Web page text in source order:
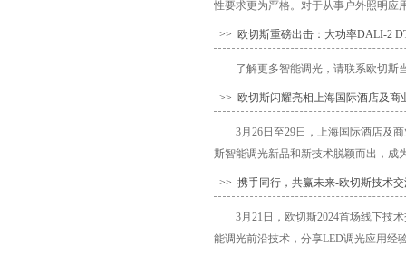
性要求更为严格。对于从事户外照明应
>> 欧切斯重磅出击：大功率DALI-2
了解更多智能调光，请联系欧切斯
>> 欧切斯闪耀亮相上海国际酒店及商
3月26日至29日，上海国际酒店及
斯智能调光新品和新技术脱颖而出，成
>> 携手同行，共赢未来-欧切斯技术
3月21日，欧切斯2024首场线下技
能调光前沿技术，分享LED调光应用经